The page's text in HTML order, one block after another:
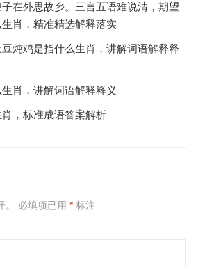
在外思故乡。三言五语难说清，期望
肖，精准精选解释落实
炖鸡是指什么生肖，讲解词语解释释
肖，讲解词语解释释义
，标准成语答案解析
必填项已用 *标注